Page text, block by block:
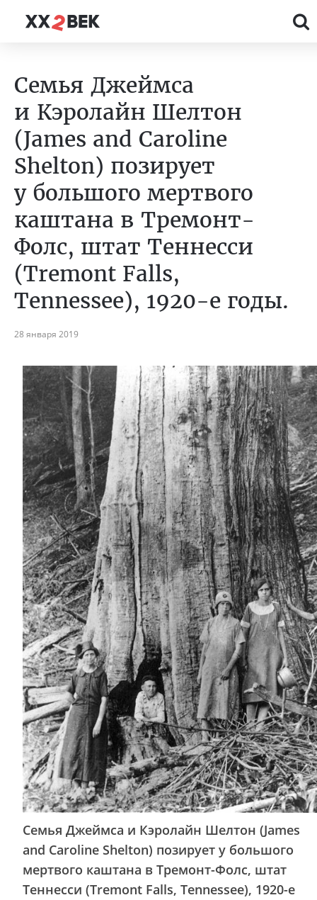
Семья Джеймса
и Кэролайн Шелтон
(James and Caroline
Shelton) позирует
у большого мертвого
каштана в Тремонт-
Фолс, штат Теннесси
(Tremont Falls,
Tennessee), 1920-е годы.
28 января 2019
Семья Джеймса и Кэролайн Шелтон (James
and Caroline Shelton) позирует у большого
мертвого каштана в Тремонт-Фолс, штат
Теннесси (Tremont Falls, Tennessee), 1920-е